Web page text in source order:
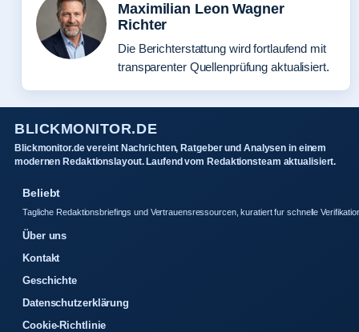
Maximilian Leon Wagner
Richter
Die Berichterstattung wird fortlaufend mit
transparenter Quellenprüfung aktualisiert.
BLICKMONITOR.DE
Blickmonitor.de vereint Nachrichten, Ratgeber und Analysen in einem
modernen Redaktionslayout. Laufend vom Redaktionsteam aktualisiert.
Beliebt
Tagliche Redaktionsbriefings und Vertrauensressourcen, kuratiert fur schnelle
Über uns
Kontakt
Geschichte
Datenschutzerklärung
Cookie-Richtlinie